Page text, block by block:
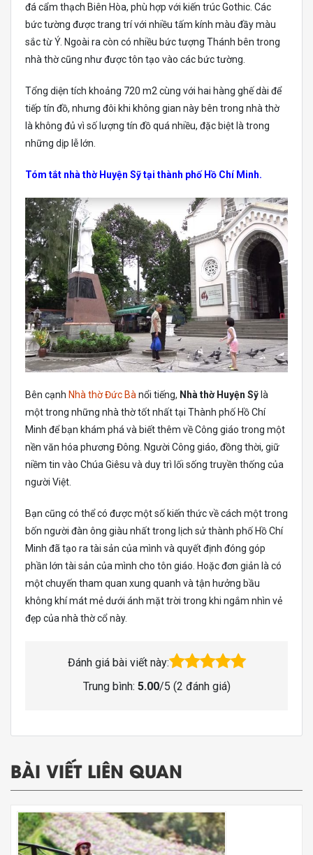
đá cẩm thạch Biên Hòa, phù hợp với kiến ​​trúc Gothic. Các
bức tường được trang trí với nhiều tấm kính màu đầy màu
sắc từ Ý. Ngoài ra còn có nhiều bức tượng Thánh bên trong
nhà thờ cũng như được tôn tạo vào các bức tường.
Tổng diện tích khoảng 720 m2 cùng với hai hàng ghế dài để
tiếp tín đồ, nhưng đôi khi không gian này bên trong nhà thờ
là không đủ vì số lượng tín đồ quá nhiều, đặc biệt là trong
những dịp lễ lớn.
Tóm tắt nhà thờ Huyện Sỹ tại thành phố Hồ Chí Minh.
Bên cạnh Nhà thờ Đức Bànổi tiếng, Nhà thờ Huyện Sỹ là
một trong những nhà thờ tốt nhất tại Thành phố Hồ Chí
Minh để bạn khám phá và biết thêm về Công giáo trong một
nền văn hóa phương Đông. Người Công giáo, đồng thời, giữ
niềm tin vào Chúa Giêsu và duy trì lối sống truyền thống của
người Việt.
Bạn cũng có thể có được một số kiến thức về cách một trong
bốn người đàn ông giàu nhất trong lịch sử thành phố Hồ Chí
Minh đã tạo ra tài sản của mình và quyết định đóng góp
phần lớn tài sản của mình cho tôn giáo. Hoặc đơn giản là có
một chuyến tham quan xung quanh và tận hưởng bầu
không khí mát mẻ dưới ánh mặt trời trong khi ngắm nhìn vẻ
đẹp của nhà thờ cổ này.
Đánh giá bài viết này:
Trung bình: 5.00/5 (2 đánh giá)
BÀI VIẾT LIÊN QUAN